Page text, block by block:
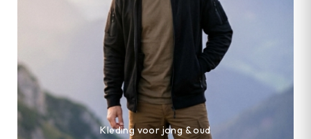
Kleding voor jong & oud